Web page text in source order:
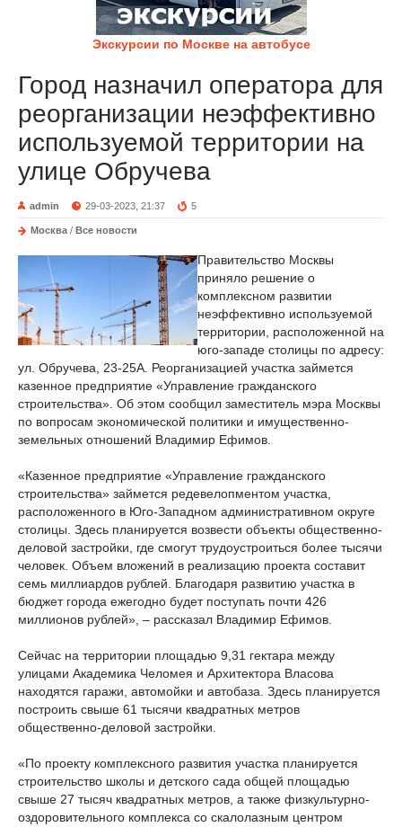
Экскурсии по Москве на автобусе
Город назначил оператора для
реорганизации неэффективно
используемой территории на
улице Обручева
admin 29-03-2023, 21:37 5
Москва / Все новости
Правительство Москвы
приняло решение о
комплексном развитии
неэффективно используемой
территории, расположенной на
юго-западе столицы по адресу:
ул. Обручева, 23-25А. Реорганизацией участка займется
казенное предприятие «Управление гражданского
строительства». Об этом сообщил заместитель мэра Москвы
по вопросам экономической политики и имущественно-
земельных отношений Владимир Ефимов.
«Казенное предприятие «Управление гражданского
строительства» займется редевелопментом участка,
расположенного в Юго-Западном административном округе
столицы. Здесь планируется возвести объекты общественно-
деловой застройки, где смогут трудоустроиться более тысячи
человек. Объем вложений в реализацию проекта составит
семь миллиардов рублей. Благодаря развитию участка в
бюджет города ежегодно будет поступать почти 426
миллионов рублей», – рассказал Владимир Ефимов.
Сейчас на территории площадью 9,31 гектара между
улицами Академика Челомея и Архитектора Власова
находятся гаражи, автомойки и автобаза. Здесь планируется
построить свыше 61 тысячи квадратных метров
общественно-деловой застройки.
«По проекту комплексного развития участка планируется
строительство школы и детского сада общей площадью
свыше 27 тысяч квадратных метров, а также физкультурно-
оздоровительного комплекса со скалолазным центром